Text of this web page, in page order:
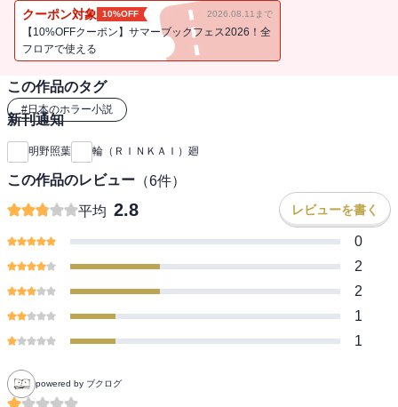
婚家から出奔したことと関係が？ 親子３代のルーツが明らかにな
るとき、因縁が時と場所を越えて迫りくる！ 第７回松本清張賞受
賞の傑作ホラー。
クーポン対象 10%OFF 2026.08.11まで
【10%OFFクーポン】サマーブックフェス2026！全
フロアで使える
この作品のタグ
#日本のホラー小説
新刊通知
明野照葉 輪（ＲＩＮＫＡＩ）廻
この作品のレビュー （6件）
平均 2.8 レビューを書く
0
2
2
1
1
powered by ブクログ